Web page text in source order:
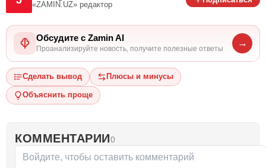
«ZAMIN.UZ» редактор
Обсудите с Zamin AI
Проанализируйте новость, получите полезные ответы
→
Сделать вывод Плюсы и минусы
Объяснить проще
КОММЕНТАРИИ0